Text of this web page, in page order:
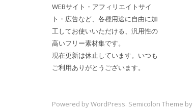
WEBサイト・アフィリエイトサイ
ト・広告など、各種用途に自由に加
工してお使いいただける、汎用性の
高いフリー素材集です。
現在更新は休止しています。いつも
ご利用ありがとうございます。
Powered byWordPress. Semicolon Theme by